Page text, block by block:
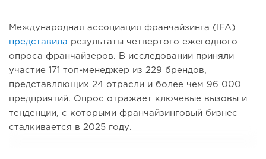
Международная ассоциация франчайзинга (IFA)
представила результаты четвертого ежегодного
опроса франчайзеров. В исследовании приняли
участие 171 топ-менеджер из 229 брендов,
представляющих 24 отрасли и более чем 96 000
предприятий. Опрос отражает ключевые вызовы и
тенденции, с которыми франчайзинговый бизнес
сталкивается в 2025 году.